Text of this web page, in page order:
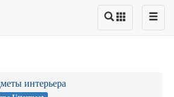
интерьера